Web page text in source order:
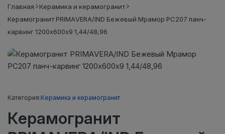
Главная
Керамика и керамогранит
Керамогранит PRIMAVERA/IND Бежевый Мрамор PC207 панч-
карвинг 1200х600х9 1,44/48,96
Категория:Керамика и керамогранит
Керамогранит